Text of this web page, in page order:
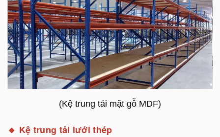
(Kệ trung tải mặt gỗ MDF)
🔸 Kệ trung tải lưới thép